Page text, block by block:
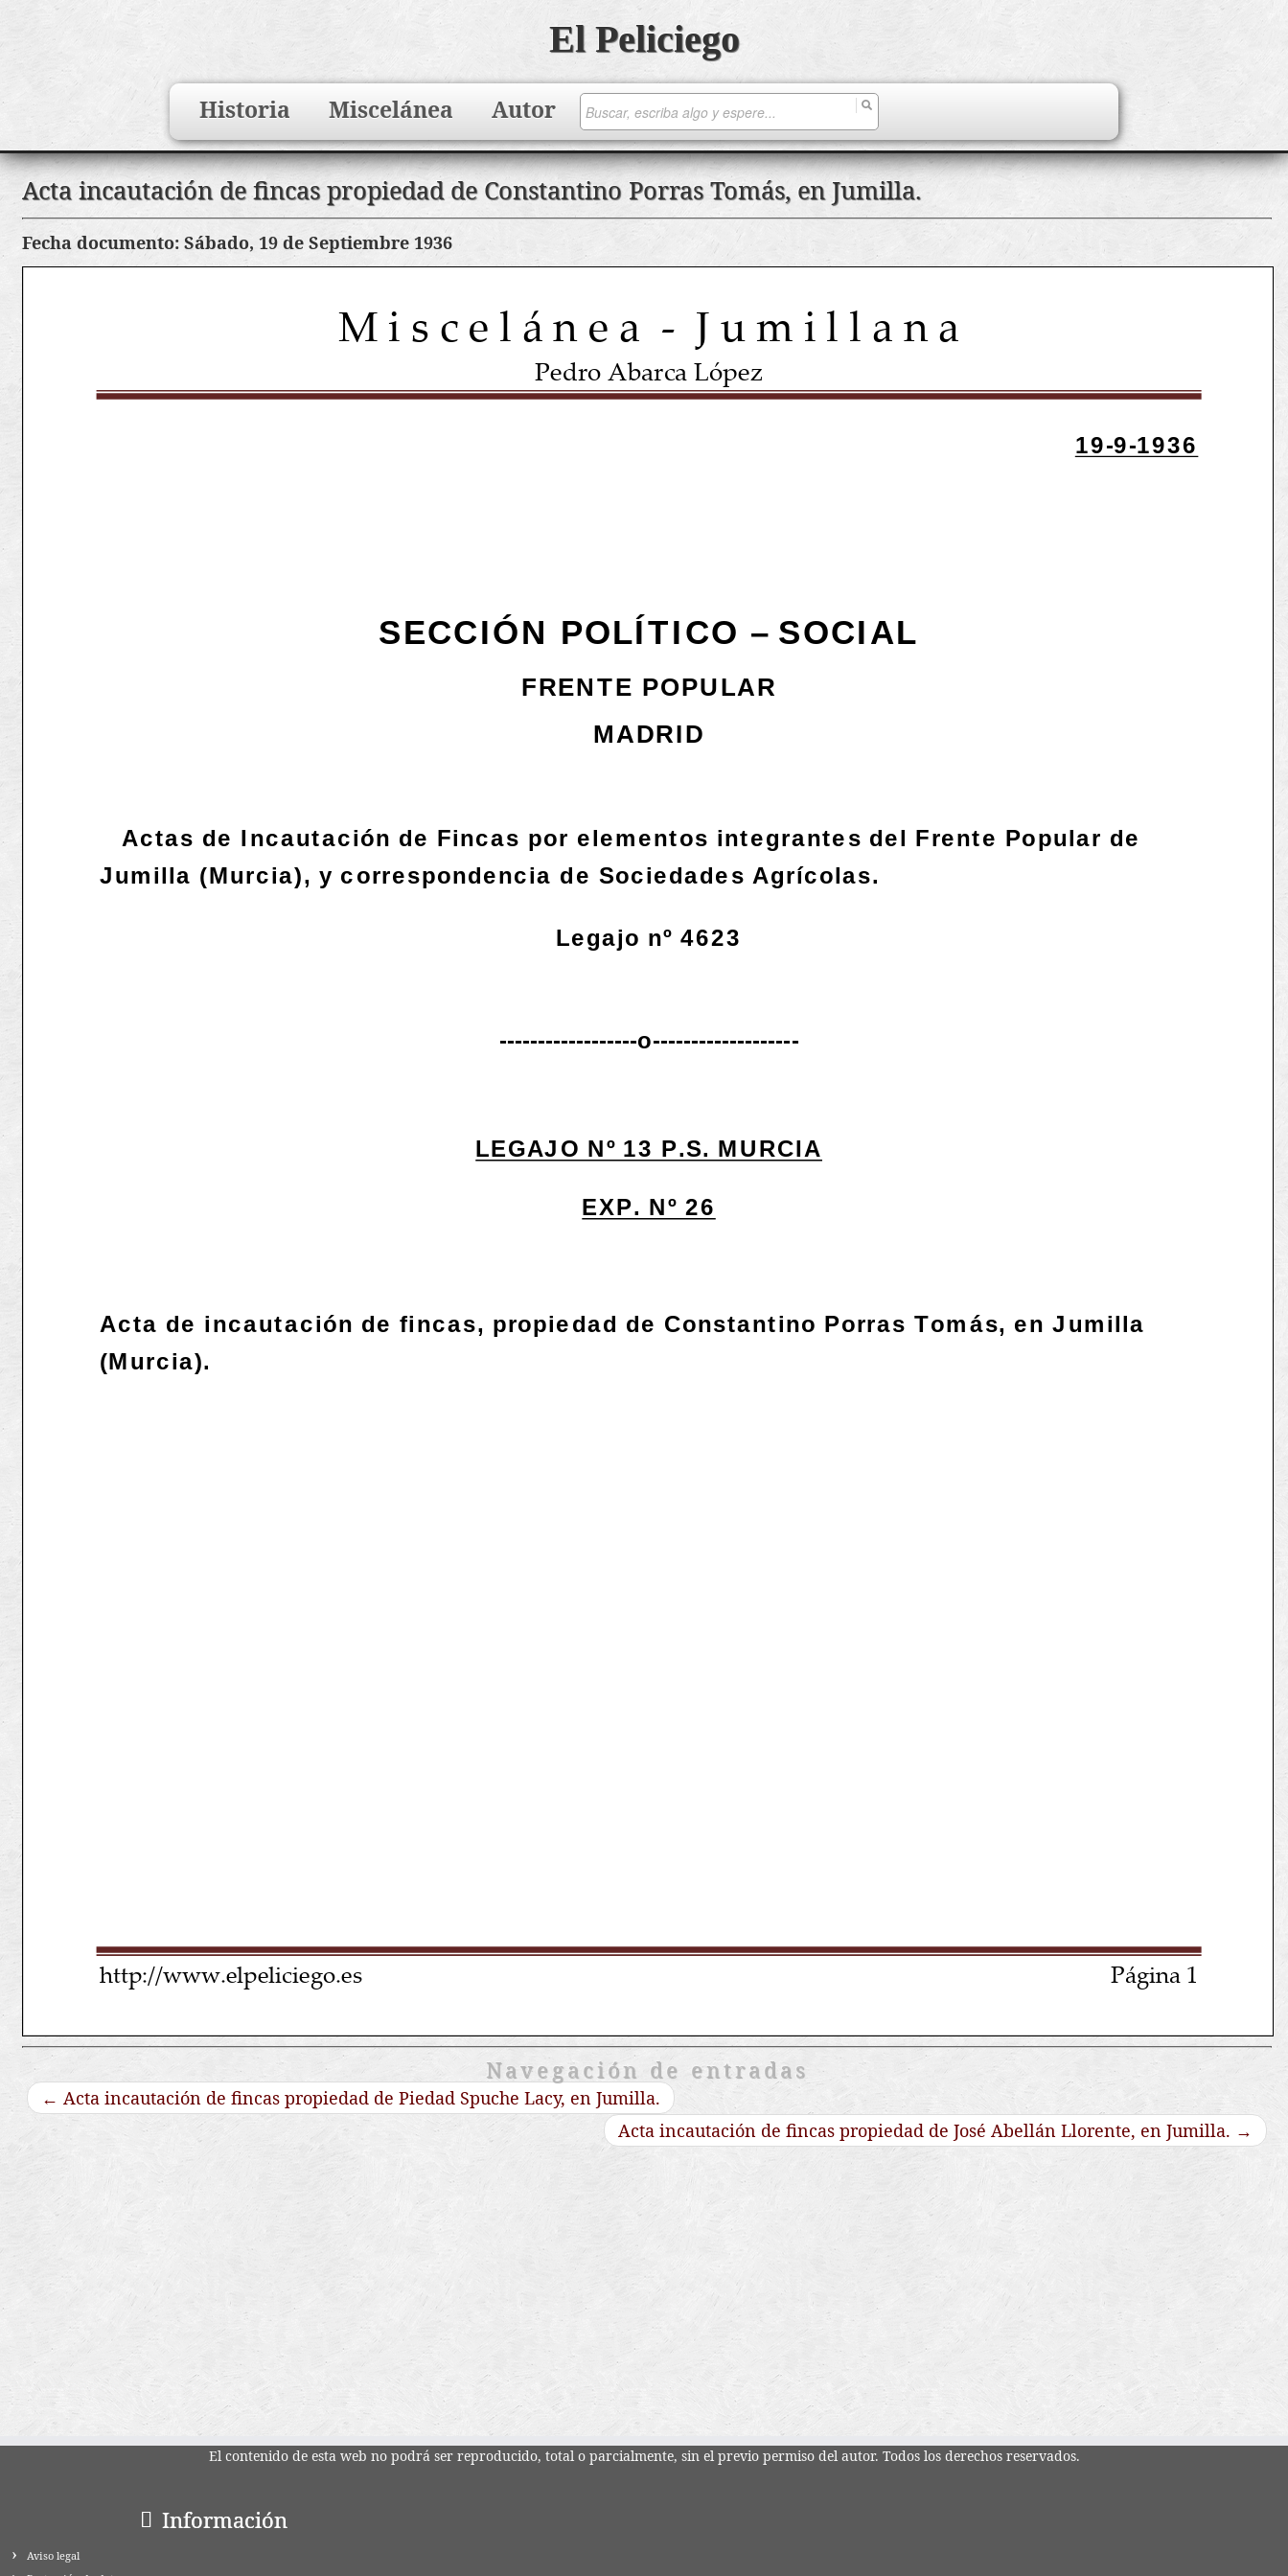
Saltar
contenido
El Peliciego
Historia Miscelánea Autor
Search
Acta incautación de fincas propiedad de Constantino Porras Tomás, en Jumilla.
Fecha documento: Sábado, 19 de Septiembre 1936
Navegación de entradas
← Acta incautación de fincas propiedad de Piedad Spuche Lacy, en Jumilla.
Acta incautación de fincas propiedad de José Abellán Llorente, en Jumilla. →
El contenido de esta web no podrá ser reproducido, total o parcialmente, sin el previo permiso del autor. Todos los derechos reservados.
Información
Aviso legal